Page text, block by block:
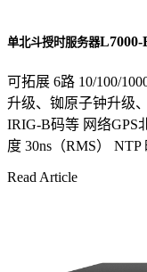
单北斗授时服务器L7000-
可拓展 6路 10/100/
升级、铷原子钟升级
IRIG-B码等 网络GPS
度 30ns（RMS） NTP
Read Article